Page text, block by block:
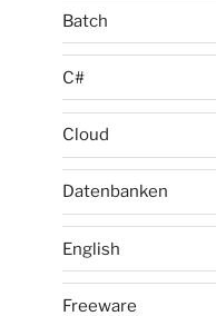
Batch
C#
Cloud
Datenbanken
English
Freeware